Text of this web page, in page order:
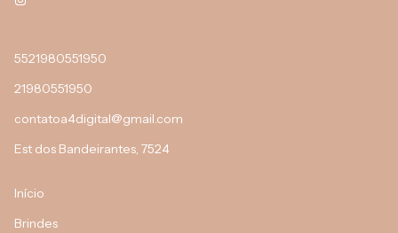
5521980551950
21980551950
contatoa4digital@gmail.com
Est dos Bandeirantes, 7524
Início
Brindes